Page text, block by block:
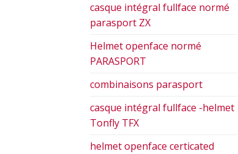
casque intégral fullface normé
parasport ZX
Helmet openface normé
PARASPORT
combinaisons parasport
casque intégral fullface -helmet
Tonfly TFX
helmet openface certicated